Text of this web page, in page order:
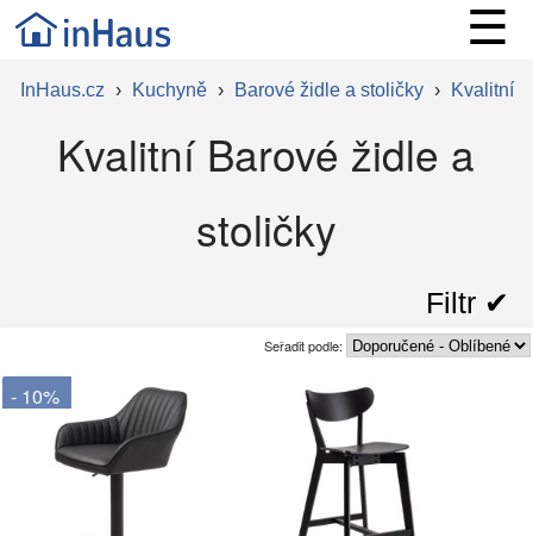
☰
InHaus.cz › Kuchyně › Barové židle a stoličky › Kvalitní
Kvalitní Barové židle a
stoličky
Filtr ✔︎
Seřadit podle:
- 10%